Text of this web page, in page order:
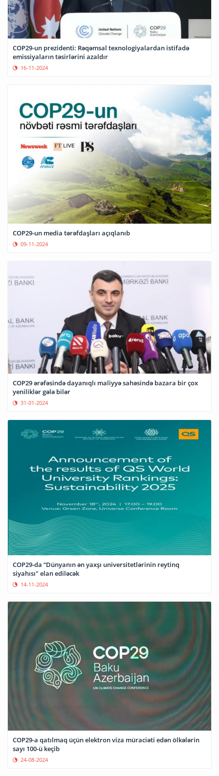
COP29-un prezidenti: Rəqəmsal texnologiyalardan istifadə
emissiyaların təsirlərini azaldır
16-11-2024
COP29-un media tərəfdaşları açıqlanıb
09-11-2024
COP29 ərəfəsində dayanıqlı maliyyə sahəsində bazara bir çox
yeniliklər gələ bilər
31-01-2024
COP29-da “Dünyanın ən yaxşı universitetlərinin reytinq
siyahısı" elan ediləcək
14-11-2024
COP29-a qatılmaq üçün elektron viza müraciəti edən ölkələrin
sayı 100-ü keçib
24-08-2024